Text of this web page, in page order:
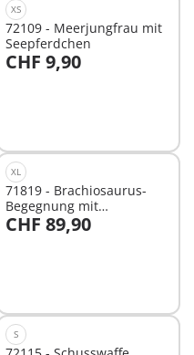
XS
72109 - Meerjungfrau mit
Seepferdchen
CHF 9,90
In den Warenkorb
XL
71819 - Brachiosaurus-
Begegnung mit
Luftkissenboot
CHF 89,90
In den Warenkorb
S